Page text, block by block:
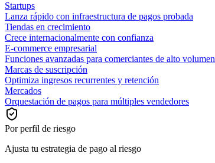
Startups
Lanza rápido con infraestructura de pagos probada
Tiendas en crecimiento
Crece internacionalmente con confianza
E-commerce empresarial
Funciones avanzadas para comerciantes de alto volumen
Marcas de suscripción
Optimiza ingresos recurrentes y retención
Mercados
Orquestación de pagos para múltiples vendedores
Por perfil de riesgo
Ajusta tu estrategia de pago al riesgo